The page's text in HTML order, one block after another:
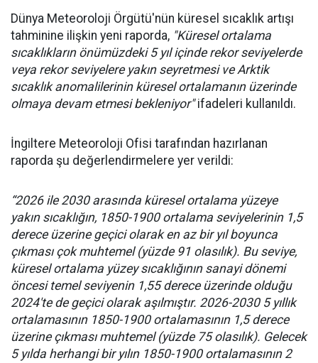
Dünya Meteoroloji Örgütü'nün küresel sıcaklık artışı
tahminine ilişkin yeni raporda, "Küresel ortalama
sıcaklıkların önümüzdeki 5 yıl içinde rekor seviyelerde
veya rekor seviyelere yakın seyretmesi ve Arktik
sıcaklık anomalilerinin küresel ortalamanın üzerinde
olmaya devam etmesi bekleniyor"ifadeleri kullanıldı.
İngiltere Meteoroloji Ofisi tarafından hazırlanan
raporda şu değerlendirmelere yer verildi:
“2026 ile 2030 arasında küresel ortalama yüzeye
yakın sıcaklığın, 1850-1900 ortalama seviyelerinin 1,5
derece üzerine geçici olarak en az bir yıl boyunca
çıkması çok muhtemel (yüzde 91 olasılık). Bu seviye,
küresel ortalama yüzey sıcaklığının sanayi dönemi
öncesi temel seviyenin 1,55 derece üzerinde olduğu
2024'te de geçici olarak aşılmıştır. 2026-2030 5 yıllık
ortalamasının 1850-1900 ortalamasının 1,5 derece
üzerine çıkması muhtemel (yüzde 75 olasılık). Gelecek
5 yılda herhangi bir yılın 1850-1900 ortalamasının 2